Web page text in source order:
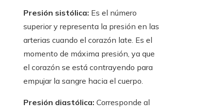
Presión sistólica: Es el número
superior y representa la presión en las
arterias cuando el corazón late. Es el
momento de máxima presión, ya que
el corazón se está contrayendo para
empujar la sangre hacia el cuerpo.
Presión diastólica: Corresponde al